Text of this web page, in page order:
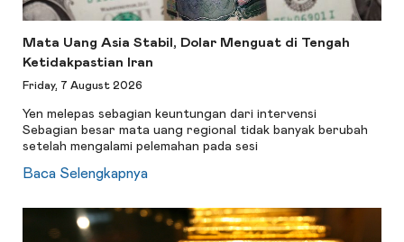
Mata Uang Asia Stabil, Dolar Menguat di Tengah
Ketidakpastian Iran
Friday, 7 August 2026
Yen melepas sebagian keuntungan dari intervensi
Sebagian besar mata uang regional tidak banyak berubah
setelah mengalami pelemahan pada sesi
Baca Selengkapnya